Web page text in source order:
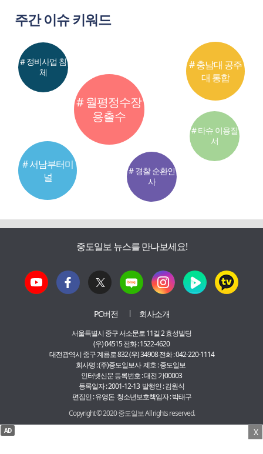
주간 이슈 키워드
# 월평정수장
용출수
# 서남부터미
널
# 충남대 공주
대 통합
# 정비사업 침
체
# 경찰 순환인
사
# 타슈 이용질
서
중도일보 뉴스를 만나보세요!
PC버전 회사소개
서울특별시 중구 서소문로 11길 2 효성빌딩
(우) 04515 전화 : 1522-4620
대전광역시 중구 계룡로 832 (우) 34908 전화 : 042-220-1114
회사명 : (주)중도일보사 제호 : 중도일보
인터넷신문 등록번호 : 대전 가00003
등록일자 : 2001-12-13 발행인 : 김원식
편집인 : 유영돈 청소년보호책임자 : 박태구
Copyright © 2020 중도일보 All rights reserved.
X
AD